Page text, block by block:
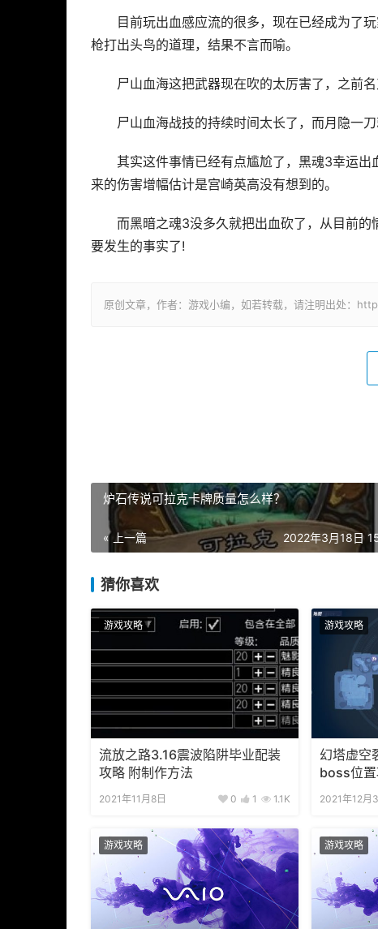
目前玩出血感应流的很多，现在已经成为了
枪打出头鸟的道理，结果不言而喻。
尸山血海这把武器现在吹的太厉害了，之前
尸山血海战技的持续时间太长了，而月隐一
其实这件事情已经有点尴尬了，黑魂3幸运
来的伤害增幅估计是宫崎英高没有想到的。
而黑暗之魂3没多久就把出血砍了，从目前
要发生的事实了!
原创文章，作者：游戏小编，如若转载，请注明出处：
炉石传说可拉克卡牌质量怎么样？
« 上一篇 2022年3月18日
猜你喜欢
游戏攻略
流放之路3.16震波陷阱毕业配装
攻略 附制作方法
2021年11月8日 0 1 1.1K
游戏攻略
幻塔虚空
boss位
2021年12月
游戏攻略 游戏攻略